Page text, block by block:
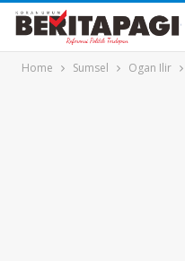
Home Sumsel Ogan Ilir